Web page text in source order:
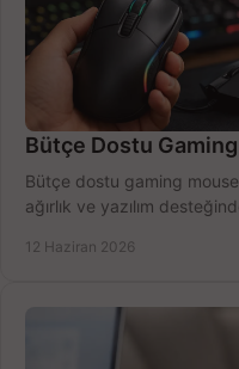
Bütçe Dostu
Bütçe dostu gaming
ağırlık ve yazılım
12 Haziran 2026